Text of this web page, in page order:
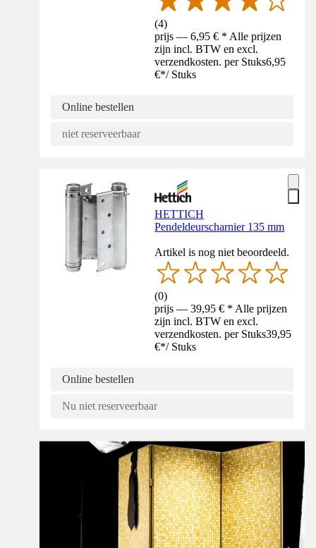
(4)
prijs — 6,95 € * Alle prijzen
zijn incl. BTW en excl.
verzendkosten. per Stuks6,95
€*/ Stuks
Online bestellen
niet reserveerbaar
HETTICH
Pendeldeurscharnier 135 mm
Artikel is nog niet beoordeeld.
(0)
prijs — 39,95 € * Alle prijzen
zijn incl. BTW en excl.
verzendkosten. per Stuks39,95
€*/ Stuks
Online bestellen
Nu niet reserveerbaar